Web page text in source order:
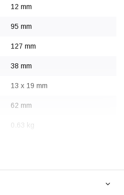
12 mm
95 mm
127 mm
38 mm
13 x 19 mm
62 mm
0.63 kg